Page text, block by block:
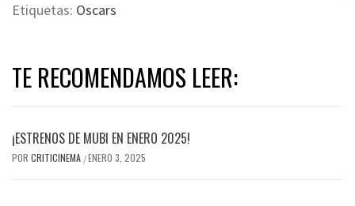
Etiquetas: Oscars
TE RECOMENDAMOS LEER:
¡ESTRENOS DE MUBI EN ENERO 2025!
POR CRITICINEMA /ENERO 3, 2025